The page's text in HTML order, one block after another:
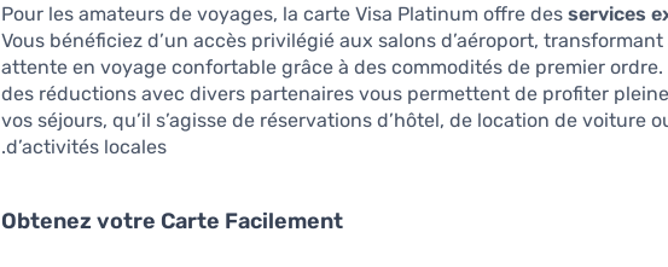
Pour les amateurs de voyages, la carte Visa Platinum offre desservices
Vous bénéficiez d’un accès privilégié aux salons d’aéroport,
attente en voyage confortable grâce à des commodités de premier ordre.
des réductions avec divers partenaires vous permettent de profiter
vos séjours, qu’il s’agisse de réservations d’hôtel, de location de voiture
d’activités locales.
Obtenez votre Carte Facilement